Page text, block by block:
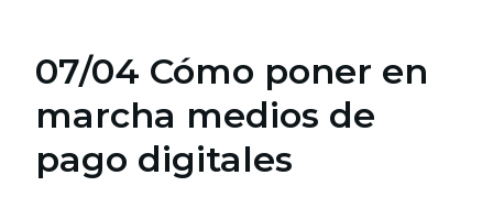
07/04 Cómo poner en
marcha medios de
pago digitales